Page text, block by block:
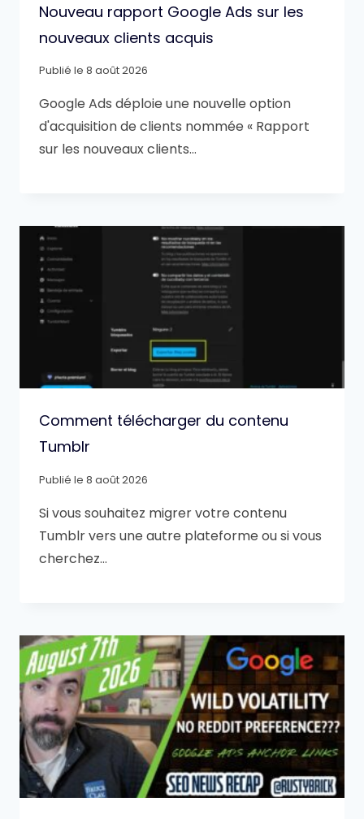
Nouveau rapport Google Ads sur les
nouveaux clients acquis
Publié le 8 août 2026
Google Ads déploie une nouvelle option
d'acquisition de clients nommée « Rapport
sur les nouveaux clients…
Comment télécharger du contenu
Tumblr
Publié le 8 août 2026
Si vous souhaitez migrer votre contenu
Tumblr vers une autre plateforme ou si vous
cherchez…